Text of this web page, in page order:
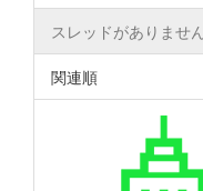
スレッドがありませ
関連順